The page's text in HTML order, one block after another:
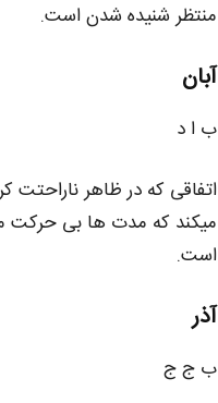
منتظر شنیده شدن است.
آبان
ب ا د
اتفاقی که در ظاهر
میکند که مدت‌ ها بی‌ حرکت
است.
آذر
ب ج ج